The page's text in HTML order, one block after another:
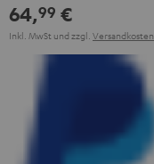
64,99 €
Inkl. MwSt und zzgl. Versandkosten